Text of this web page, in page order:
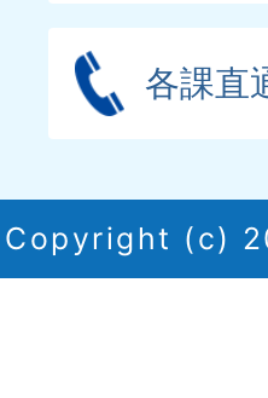
各課直
Copyright (c)